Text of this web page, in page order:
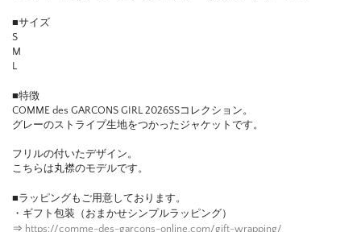
■サイズ
S
M
L
■特徴
COMME des GARCONS GIRL 2026SSコレクション。
グレーのストライプ生地をつかったジャケットです。
フリルの付いたデザイン。
こちらは丸襟のモデルです。
■ラッピングもご用意しております。
・ギフト包装（おまかせシンプルラッピング）
⇒ https://comme-des-garcons-online.com/gift-wrapping/